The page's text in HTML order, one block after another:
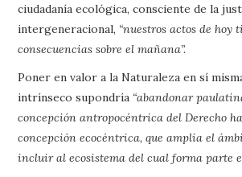
ciudadanía ecológica, consciente de la
intergeneracional, “nuestros actos de hoy
consecuencias sobre el mañana”.
Poner en valor a la Naturaleza en sí
intrínseco supondría “abandonar
concepción antropocéntrica del Derecho
concepción ecocéntrica, que amplía el
incluir al ecosistema del cual forma parte